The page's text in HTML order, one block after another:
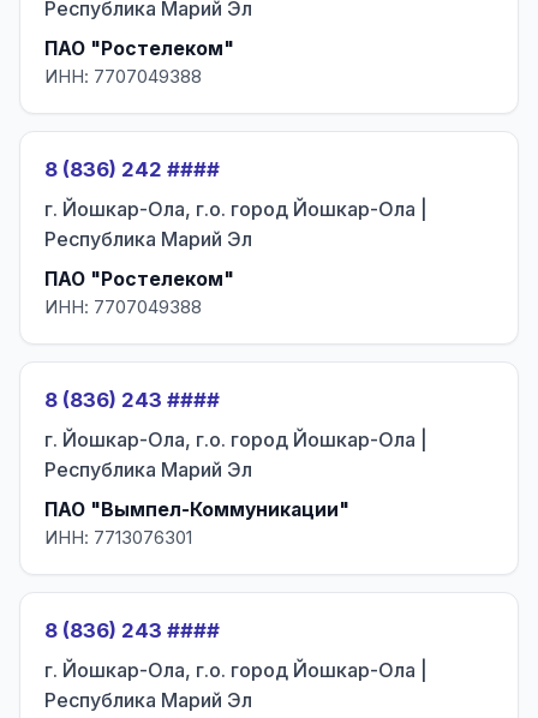
Республика Марий Эл
ПАО "Ростелеком"
ИНН: 7707049388
8 (836) 242 ####
г. Йошкар-Ола, г.о. город Йошкар-Ола |
Республика Марий Эл
ПАО "Ростелеком"
ИНН: 7707049388
8 (836) 243 ####
г. Йошкар-Ола, г.о. город Йошкар-Ола |
Республика Марий Эл
ПАО "Вымпел-Коммуникации"
ИНН: 7713076301
8 (836) 243 ####
г. Йошкар-Ола, г.о. город Йошкар-Ола |
Республика Марий Эл